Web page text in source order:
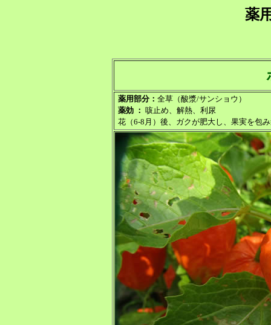
薬
薬用部分： 全草（酸漿/サンショウ）
薬効 ： 咳止め、解熱、利尿
花（6-8月）後、ガクが肥大し、果実を包